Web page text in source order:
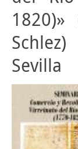
Sevilla